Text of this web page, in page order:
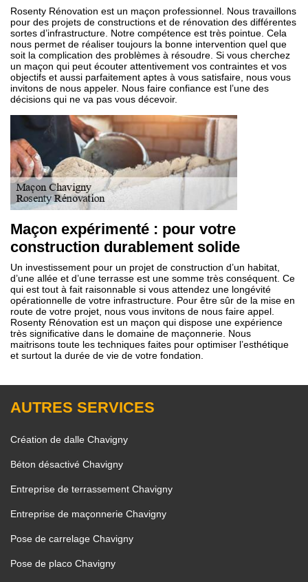
Rosenty Rénovation est un maçon professionnel. Nous travaillons
pour des projets de constructions et de rénovation des différentes
sortes d’infrastructure. Notre compétence est très pointue. Cela
nous permet de réaliser toujours la bonne intervention quel que
soit la complication des problèmes à résoudre. Si vous cherchez
un maçon qui peut écouter attentivement vos contraintes et vos
objectifs et aussi parfaitement aptes à vous satisfaire, nous vous
invitons de nous appeler. Nous faire confiance est l’une des
décisions qui ne va pas vous décevoir.
Maçon expérimenté : pour votre
construction durablement solide
Un investissement pour un projet de construction d’un habitat,
d’une allée et d’une terrasse est une somme très conséquent. Ce
qui est tout à fait raisonnable si vous attendez une longévité
opérationnelle de votre infrastructure. Pour être sûr de la mise en
route de votre projet, nous vous invitons de nous faire appel.
Rosenty Rénovation est un maçon qui dispose une expérience
très significative dans le domaine de maçonnerie. Nous
maitrisons toute les techniques faites pour optimiser l’esthétique
et surtout la durée de vie de votre fondation.
AUTRES SERVICES
Création de dalle Chavigny
Béton désactivé Chavigny
Entreprise de terrassement Chavigny
Entreprise de maçonnerie Chavigny
Pose de carrelage Chavigny
Pose de placo Chavigny